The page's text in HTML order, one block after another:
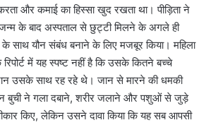
और कमाई का हिस्सा खुद रखता था। पीड़िता ने
के बाद अस्पताल से छुट्टी मिलने के अगले ही
साथ यौन संबंध बनाने के लिए मजबूर किया। महिला
रिपोर्ट में यह स्पष्ट नहीं है कि उसके कितने बच्चे
उसके साथ रह रहे थे। जान से मारने की धमकी
बुची ने गला दबाने, शरीर जलाने और पशुओं से जुड़े
किए, लेकिन उसने दावा किया कि यह सब आपसी